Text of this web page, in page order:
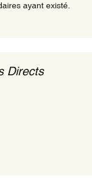
ayant existé.
Directs